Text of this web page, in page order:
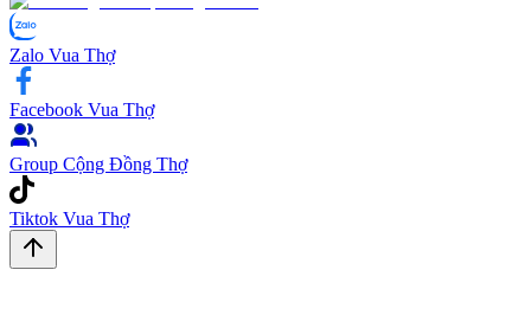
Zalo Vua Thợ
Facebook Vua Thợ
Group Cộng Đồng Thợ
Tiktok Vua Thợ